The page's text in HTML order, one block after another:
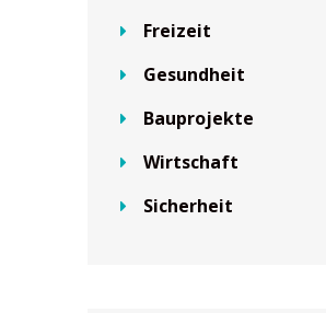
Freizeit
Gesundheit
Bauprojekte
Wirtschaft
Sicherheit